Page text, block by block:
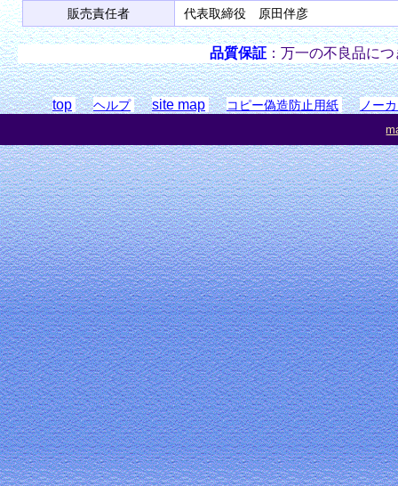
販売責任者 代表取締役 原田伴彦
品質保証 ：万一の不良品に
top ヘルプ site map コピー偽造防止用紙 ノー